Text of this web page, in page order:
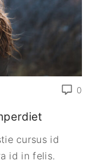
0
cursus id
id in felis.